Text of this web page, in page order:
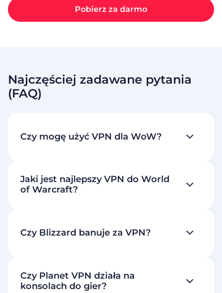
Pobierz za darmo
Najczęściej zadawane pytania
(FAQ)
Czy mogę użyć VPN dla WoW?
Jaki jest najlepszy VPN do World
of Warcraft?
Czy Blizzard banuje za VPN?
Czy Planet VPN działa na
konsolach do gier?